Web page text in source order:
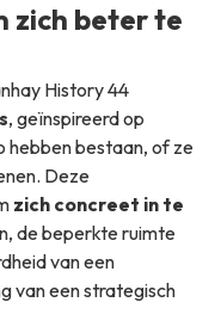
zich beter te
History 44
, geïnspireerd op
hebben bestaan, of ze
Deze
zich concreet in te
de beperkte ruimte
van een
van een strategisch